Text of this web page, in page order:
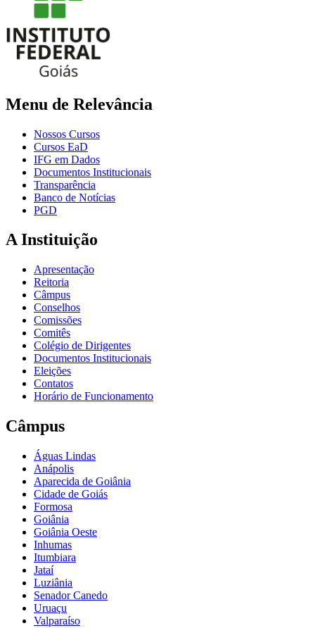
Menu de Relevância
Nossos Cursos
Cursos EaD
IFG em Dados
Documentos Institucionais
Transparência
Banco de Notícias
PGD
A Instituição
Apresentação
Reitoria
Câmpus
Conselhos
Comissões
Comitês
Colégio de Dirigentes
Documentos Institucionais
Eleições
Contatos
Horário de Funcionamento
Câmpus
Águas Lindas
Anápolis
Aparecida de Goiânia
Cidade de Goiás
Formosa
Goiânia
Goiânia Oeste
Inhumas
Itumbiara
Jataí
Luziânia
Senador Canedo
Uruaçu
Valparaíso